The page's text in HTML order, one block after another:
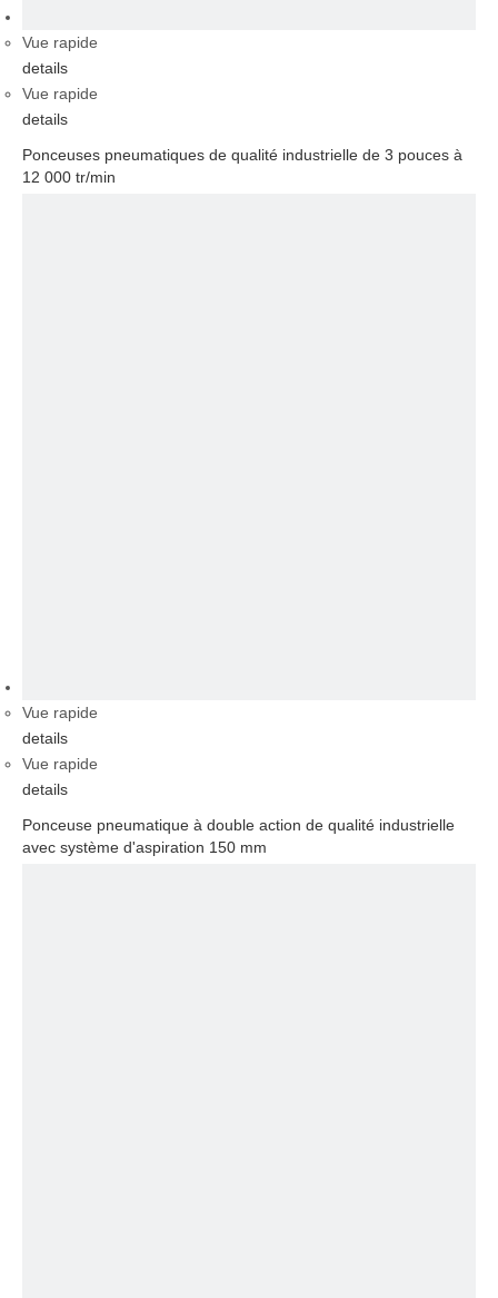
Vue rapide
details
Vue rapide
details
Ponceuses pneumatiques de qualité industrielle de 3 pouces à
12 000 tr/min
Vue rapide
details
Vue rapide
details
Ponceuse pneumatique à double action de qualité industrielle
avec système d'aspiration 150 mm